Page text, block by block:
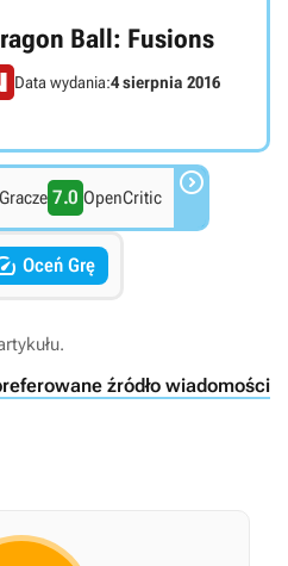
Ball: Fusions
Data wydania:4 sierpnia 2016
Gracze 7.0 OpenCritic 
Oceń Grę
źródło wiadomości